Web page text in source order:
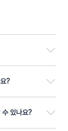
?
수 있나요?